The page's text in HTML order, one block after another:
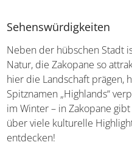
Sehenswürdigkeiten
Neben der hübschen Stadt
Natur, die Zakopane so
hier die Landschaft prägen,
Spitznamen „Highlands“
im Winter – in Zakopane
über viele kulturelle
entdecken!